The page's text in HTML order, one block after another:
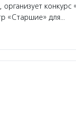
конкурс
«Старшие» для…